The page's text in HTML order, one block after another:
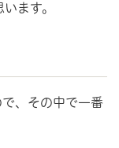
ます。
、その中で一番